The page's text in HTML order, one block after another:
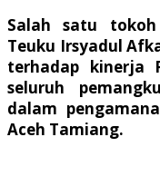
Salah satu
Teuku Irsyadul
terhadap kinerja
seluruh
dalam
Aceh Tamiang.